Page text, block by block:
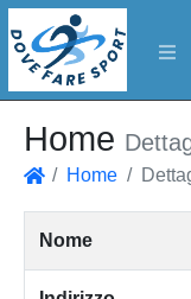
Home
Home
Nome